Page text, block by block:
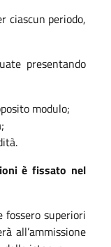
ciascun periodo,
presentando
modulo;
è fissato nel
superiori
all’ammissione